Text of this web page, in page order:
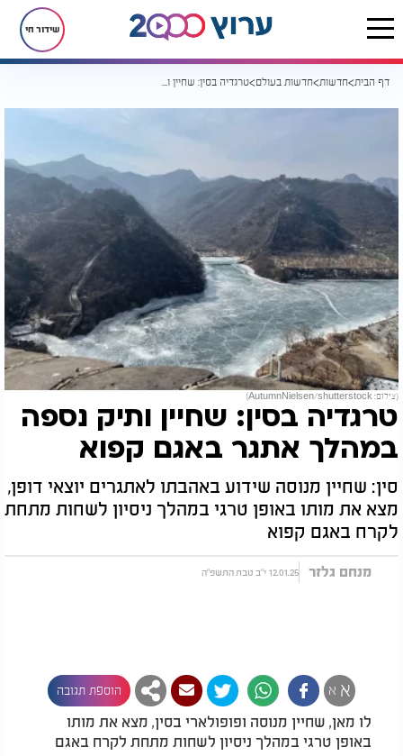
שידור חי
דף הבית חדשות חדשות בעולם טרגדיה בסין: שחיין ותיק נספה במהלך אתגר באגם קפוא
(צילום: AutumnNielsen/shutterstock)
טרגדיה בסין: שחיין ותיק נספה
במהלך אתגר באגם קפוא
סין: שחיין מנוסה שידוע באהבתו לאתגרים יוצאי דופן,
מצא את מותו באופן טרגי במהלך ניסיון לשחות מתחת
לקרח באגם קפוא
מנחם גלזר 12.01.25 י"ב טבת התשפ"ה
א א הוספת תגובה
לו מאן, שחיין מנוסה ופופולארי בסין, מצא את מותו
באופן טרגי במהלך ניסיון לשחות מתחת לקרח באגם